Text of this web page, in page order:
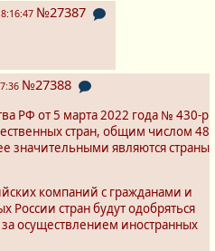
№27387
№27388
РФ от 5 марта 2022 года № 430-р
стран, общим числом 48
значительными являются страны
компаний с гражданами и
стран будут одобряться
осуществлением иностранных